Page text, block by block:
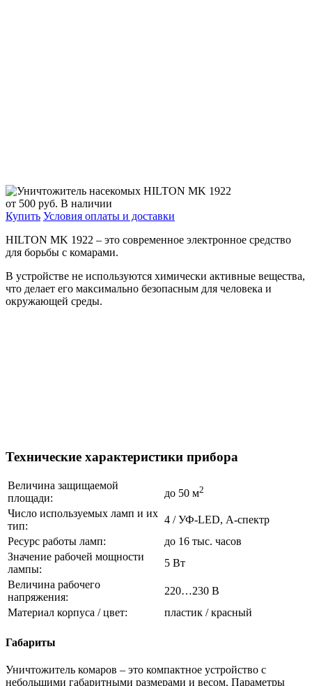
от 500 руб. В наличии
Купить Условия оплаты и доставки
HILTON MK 1922 – это современное электронное средство
для борьбы с комарами.
В устройстве не используются химически активные вещества,
что делает его максимально безопасным для человека и
окружающей среды.
Технические характеристики прибора
Величина защищаемой
площади:
до 50 м2
Число используемых ламп и их
тип:
4 / УФ-LED, А-спектр
Ресурс работы ламп:
до 16 тыс. часов
Значение рабочей мощности
лампы:
5 Вт
Величина рабочего
напряжения:
220…230 В
Материал корпуса / цвет:
пластик / красный
Габариты
Уничтожитель комаров – это компактное устройство с
небольшими габаритными размерами и весом. Параметры